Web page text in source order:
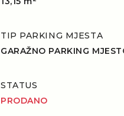
TIP PARKING MJESTA
GARAŽNO PARKING
STATUS
PRODANO